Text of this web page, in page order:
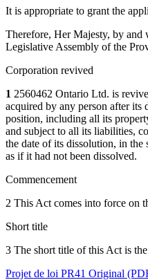
It is appropriate to grant the
Therefore, Her Majesty, by and
Legislative Assembly of the
Corporation revived
1 2560462 Ontario Ltd. is
acquired by any person after its
position, including all its
and subject to all its liabilities,
the date of its dissolution, in the
as if it had not been dissolved.
Commencement
2 This Act comes into force on
Short title
3 The short title of this Act is the
Projet de loi PR41 Original